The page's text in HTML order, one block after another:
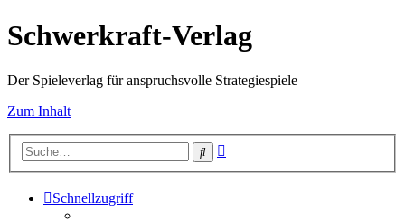
Schwerkraft-Verlag
Der Spieleverlag für anspruchsvolle Strategiespiele
Zum Inhalt
Suche
Schnellzugriff